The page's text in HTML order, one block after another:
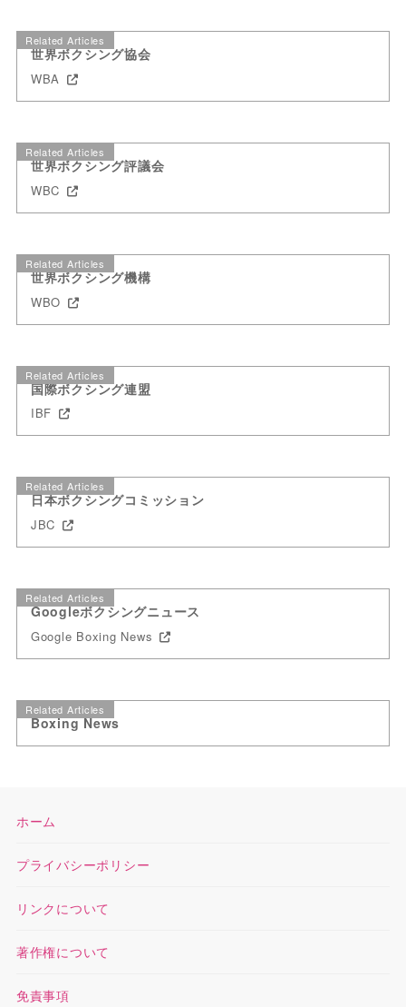
Related Articles
世界ボクシング協会
WBA
Related Articles
世界ボクシング評議会
WBC
Related Articles
世界ボクシング機構
WBO
Related Articles
国際ボクシング連盟
IBF
Related Articles
日本ボクシングコミッション
JBC
Related Articles
Googleボクシングニュース
Google Boxing News
Related Articles
Boxing News
ホーム
プライバシーポリシー
リンクについて
著作権について
免責事項